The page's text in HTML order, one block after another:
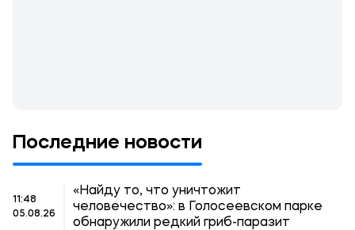
Последние новости
11:48
05.08.26
«Найду то, что уничтожит
человечество»: в Голосеевском парке
обнаружили редкий гриб-паразит